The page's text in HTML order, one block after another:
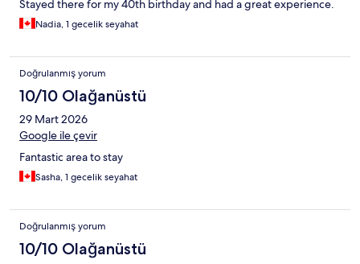
Stayed there for my 40th birthday and had a great experience.
Nadia, 1 gecelik seyahat
Doğrulanmış yorum
10/10 Olağanüstü
29 Mart 2026
Google ile çevir
Fantastic area to stay
Sasha, 1 gecelik seyahat
Doğrulanmış yorum
10/10 Olağanüstü